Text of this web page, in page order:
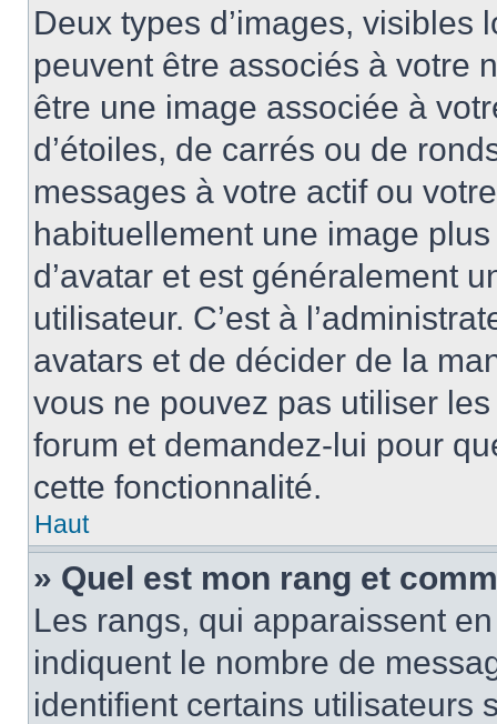
Deux types d’images,
peuvent être associés à votre
être une image associée à
d’étoiles, de carrés ou de
messages à votre actif ou
habituellement une image
d’avatar et est généralement
utilisateur. C’est à
avatars et de décider de la
vous ne pouvez pas utiliser
forum et demandez-lui pour
cette fonctionnalité.
Haut
» Quel est mon rang et
Les rangs, qui apparaissent
indiquent le nombre de
identifient certains utilisateurs